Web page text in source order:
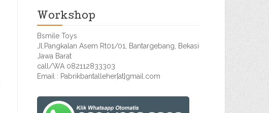
Workshop
Bsmile Toys
Jl.Pangkalan Asem Rt01/01, Bantargebang, Bekasi
Jawa Barat
call/WA 082112833303
Email : Pabrikbantalleher[at]gmail.com